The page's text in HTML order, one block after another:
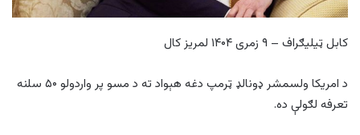
کابل ټیلیګراف – ۹ زمری ۱۴۰۴ لمریز کال
د امریکا ولسمشر ډونالډ ټرمپ دغه هېواد ته د مسو پر واردولو ۵۰ سلنه
تعرفه لګولې ده.